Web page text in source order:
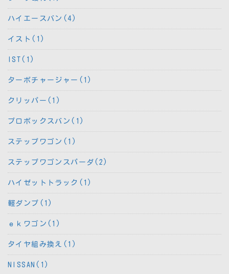
ハイエースバン(4)
イスト(1)
IST(1)
ターボチャージャー(1)
クリッパー(1)
プロボックスバン(1)
ステップワゴン(1)
ステップワゴンスパーダ(2)
ハイゼットトラック(1)
軽ダンプ(1)
ｅｋワゴン(1)
タイヤ組み換え(1)
NISSAN(1)